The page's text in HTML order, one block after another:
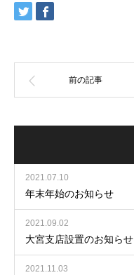
2021.07.10
年末年始のお知らせ
2021.09.02
大宮支店設置のお知らせ
2021.11.03